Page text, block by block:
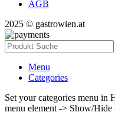
AGB
2025 © gastrowien.at
Menu
Categories
Set your categories menu
menu element -> Show/Hide